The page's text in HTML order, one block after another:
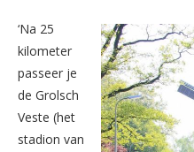
‘Na 25
kilometer
passeer je
de Grolsch
Veste (het
stadion van